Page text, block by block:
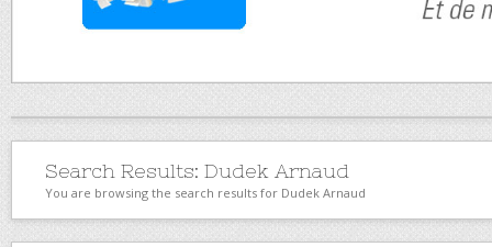
Search Results: Dudek Arnaud
You are browsing the search results for Dudek Arnaud